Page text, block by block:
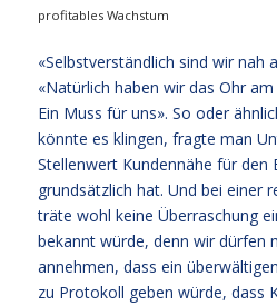
profitables Wachstum
«Selbstverständlich sind wir nah
«Natürlich haben wir das Ohr
Ein Muss für uns». So oder
könnte es klingen, fragte man
Stellenwert Kundennähe für den
grundsätzlich hat. Und bei einer
träte wohl keine Überraschung
bekannt würde, denn wir dürfen
annehmen, dass ein
zu Protokoll geben würde, dass